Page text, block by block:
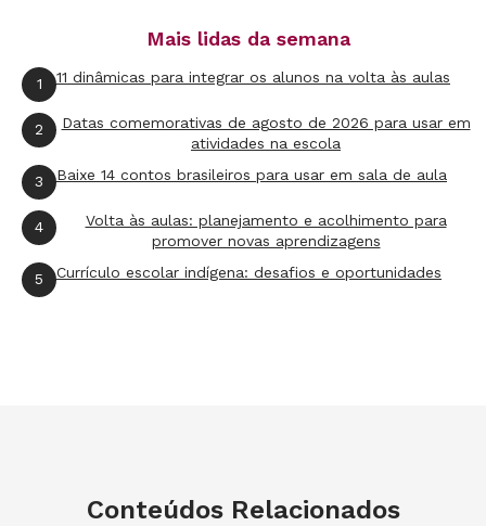
Mais lidas da semana
1 11 dinâmicas para integrar os alunos na volta às aulas
2
Datas comemorativas de agosto de 2026 para usar em
atividades na escola
3 Baixe 14 contos brasileiros para usar em sala de aula
4
Volta às aulas: planejamento e acolhimento para
promover novas aprendizagens
5 Currículo escolar indígena: desafios e oportunidades
Conteúdos Relacionados